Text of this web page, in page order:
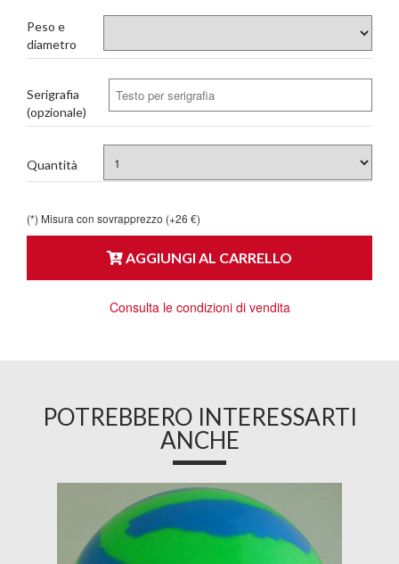
Peso e
diametro
Serigrafia
(opzionale)
Quantità
(*) Misura con sovrapprezzo (+26 €)
AGGIUNGI AL CARRELLO
Consulta le condizioni di vendita
POTREBBERO INTERESSARTI
ANCHE